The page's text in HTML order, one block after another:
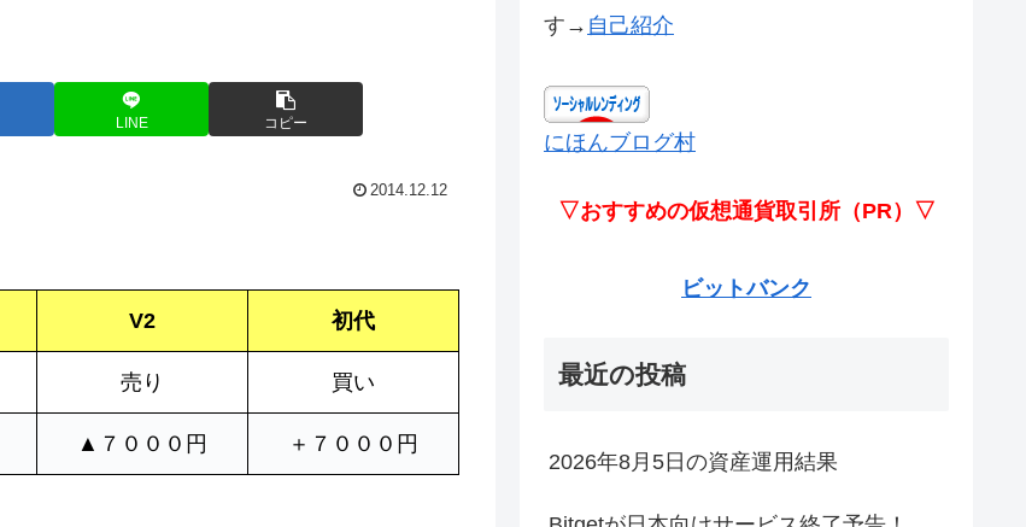
LINE コピー
2014.12.12
V2 初代
売り 買い
▲７０００円 ＋７０００円
す→ 自己紹介
にほんブログ村
▽おすすめの仮想通貨取引所（PR）▽
ビットバンク
最近の投稿
2026年8月5日の資産運用結果